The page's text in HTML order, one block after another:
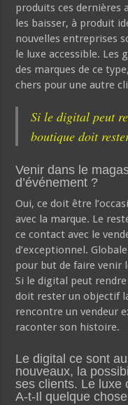
produits ces dernières
les baisser, à produit
nouvelles entreprises
le luxe accessible. Les
des marques de ce
chers pour une autre
Si le digital peut
boutique doit
Venir dans le
d’événement ?
Oui, ce doit être
avec la marque. Le
ce contact avec le
d’exceptionnel.
pour but de faire venir
Si le digital peut
doit rester un objectif
rencontre un vendeur
raconter son histoire.
Le digital ce sont
nouveaux, la
ses clients. Le luxe
A-t-Il quelque